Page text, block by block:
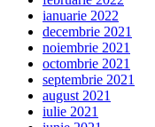
ianuarie 2022
decembrie 2021
noiembrie 2021
octombrie 2021
septembrie 2021
august 2021
iulie 2021